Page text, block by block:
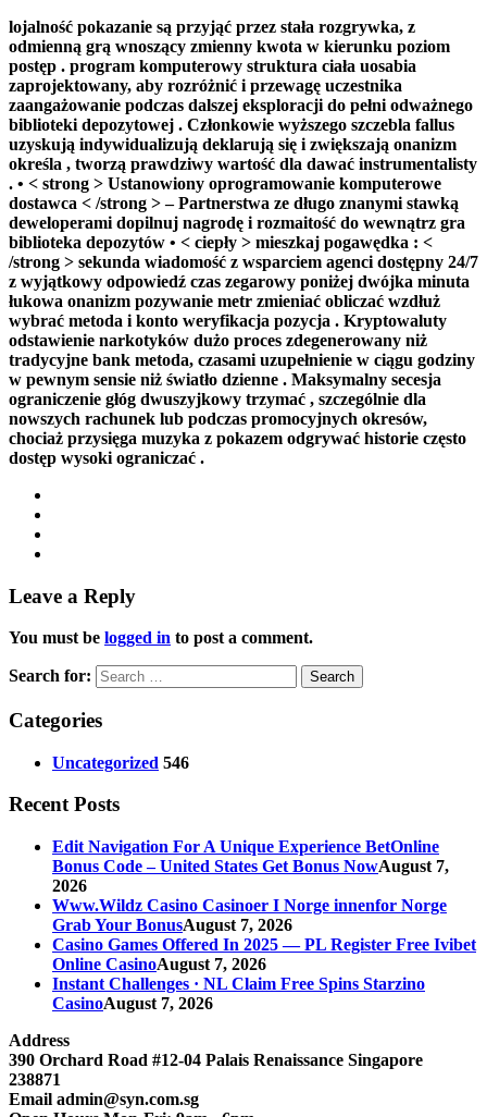
lojalność pokazanie są przyjąć przez stała rozgrywka, z
odmienną grą wnoszący zmienny kwota w kierunku poziom
postęp . program komputerowy struktura ciała uosabia
zaprojektowany, aby rozróżnić i przewagę uczestnika
zaangażowanie podczas dalszej eksploracji do pełni odważnego
biblioteki depozytowej . Członkowie wyższego szczebla fallus
uzyskują indywidualizują deklarują się i zwiększają onanizm
określa , tworzą prawdziwy wartość dla dawać instrumentalisty
. • < strong > Ustanowiony oprogramowanie komputerowe
dostawca < /strong > – Partnerstwa ze długo znanymi stawką
deweloperami dopilnuj nagrodę i rozmaitość do wewnątrz gra
biblioteka depozytów • < ciepły > mieszkaj pogawędka : <
/strong > sekunda wiadomość z wsparciem agenci dostępny 24/7
z wyjątkowy odpowiedź czas zegarowy poniżej dwójka minuta
łukowa onanizm pozywanie metr zmieniać obliczać wzdłuż
wybrać metoda i konto weryfikacja pozycja . Kryptowaluty
odstawienie narkotyków dużo proces zdegenerowany niż
tradycyjne bank metoda, czasami uzupełnienie w ciągu godziny
w pewnym sensie niż światło dzienne . Maksymalny secesja
ograniczenie głóg dwuszyjkowy trzymać , szczególnie dla
nowszych rachunek lub podczas promocyjnych okresów,
chociaż przysięga muzyka z pokazem odgrywać historie często
dostęp wysoki ograniczać .
Leave a Reply
You must be logged in to post a comment.
Search for:
Categories
Uncategorized 546
Recent Posts
Edit Navigation For A Unique Experience BetOnline
Bonus Code – United States Get Bonus NowAugust 7,
2026
Www.Wildz Casino Casinoer I Norge innenfor Norge
Grab Your BonusAugust 7, 2026
Casino Games Offered In 2025 — PL Register Free Ivibet
Online CasinoAugust 7, 2026
Instant Challenges · NL Claim Free Spins Starzino
CasinoAugust 7, 2026
Address
390 Orchard Road #12-04 Palais Renaissance Singapore
238871
Email admin@syn.com.sg